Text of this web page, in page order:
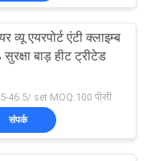
व्यू एयरपोर्ट एंटी क्लाइम्ब
बाड़ हीट ट्रीटेड
46.5/ set MOQ:100 पीसी
संपर्क